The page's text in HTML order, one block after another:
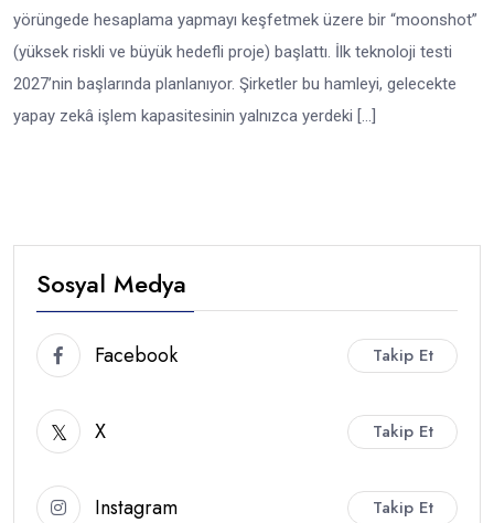
yörüngede hesaplama yapmayı keşfetmek üzere bir “moonshot”
(yüksek riskli ve büyük hedefli proje) başlattı. İlk teknoloji testi
2027’nin başlarında planlanıyor. Şirketler bu hamleyi, gelecekte
yapay zekâ işlem kapasitesinin yalnızca yerdeki […]
Sosyal Medya
Facebook Takip Et
X Takip Et
Instagram Takip Et